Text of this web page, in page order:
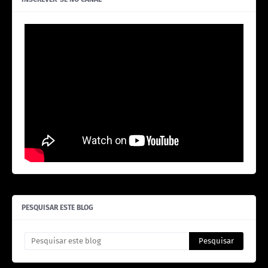
PESQUISAR ESTE BLOG